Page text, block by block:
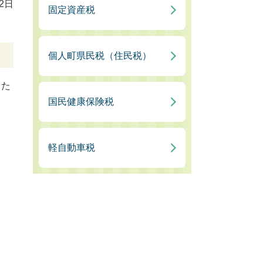
日
固定資産税
個人町県民税（住民税）
国民健康保険税
軽自動車税